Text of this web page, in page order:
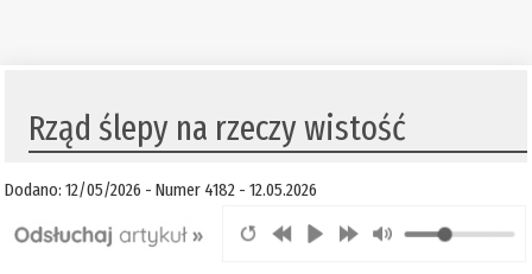
Rząd ślepy na rzeczy wistość
Dodano: 12/05/2026 - Numer 4182 - 12.05.2026